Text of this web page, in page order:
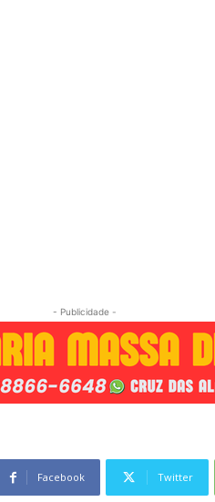
- Publicidade -
Facebook Twitter